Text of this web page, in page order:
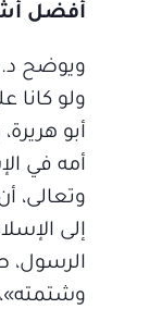
أفضل
ويوضح د.
ولو كانا
أبو
أمه في
وتعالى،
إلى
الرسول،